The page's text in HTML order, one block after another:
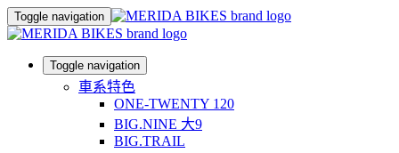
Toggle navigation
Toggle navigation
車系特色
ONE-TWENTY 120
BIG.NINE 大9
BIG.TRAIL